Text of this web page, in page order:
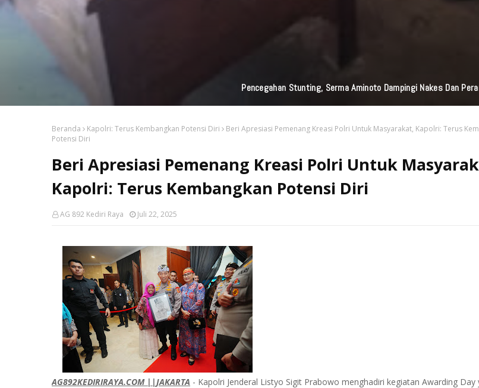
Pencegahan Stunting, Serma Aminoto Dampingi Nakes Dan
Beranda Kapolri: Terus Kembangkan Potensi Diri
Beri Apresiasi Pemenang Kreasi Polri Untuk Masyarakat, Kapolri: Terus
Potensi Diri
Beri Apresiasi Pemenang Kreasi Polri Untuk
Kapolri: Terus Kembangkan Potensi Diri
AG 892 Kediri Raya Juli 22, 2025
AG892KEDIRIRAYA.COM ||JAKARTA - Kapolri Jenderal Listyo Sigit Prabowo menghadiri kegiatan Awarding Day